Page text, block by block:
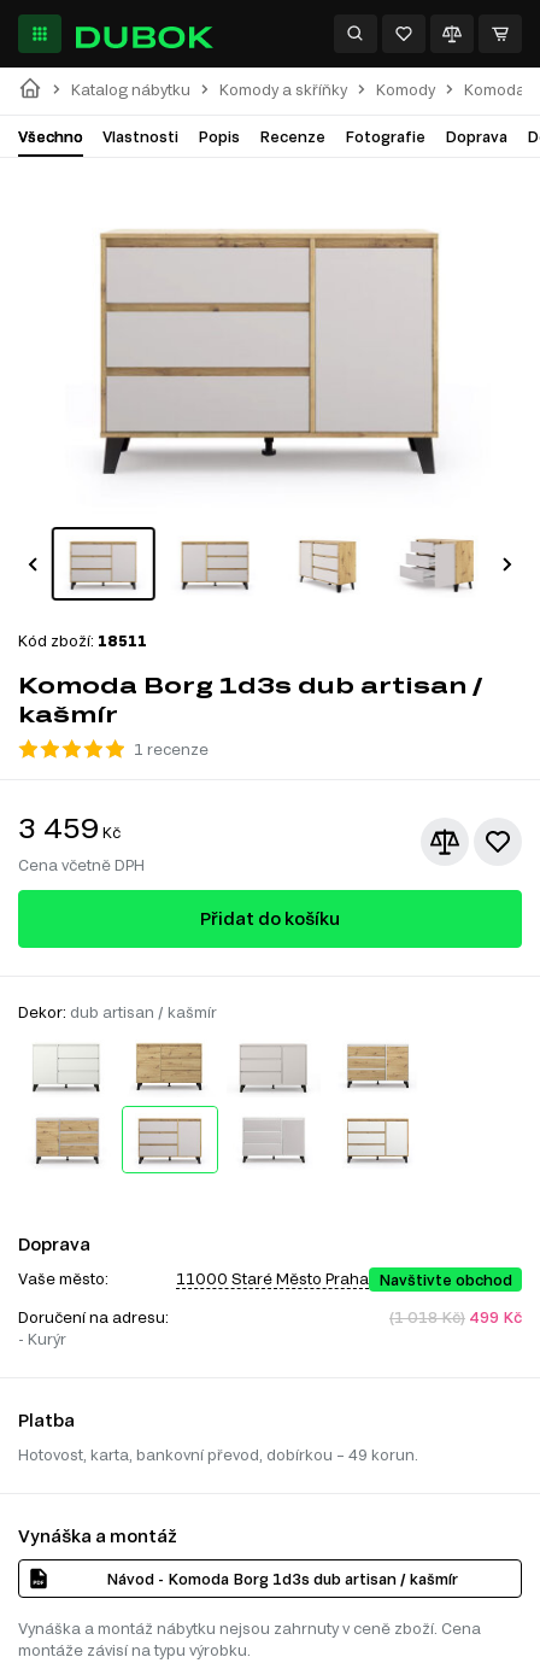
Katalog nábytku Komody a skříňky Komody Komoda
Všechno Vlastnosti Popis Recenze Fotografie Doprava
Kód zboží: 18511
Komoda Borg 1d3s dub artisan /
kašmír
1 recenze
3 459 Kč
Cena včetně DPH
Přidat do košíku
Dekor: dub artisan / kašmír
Doprava
Vaše město: 11000 Staré Město Praha Navštivte obchod
Doručení na adresu:
- Kurýr
(1 018 Kč) 499 Kč
Platba
Hotovost, karta, bankovní převod, dobírkou – 49 korun.
Vynáška a montáž
Návod - Komoda Borg 1d3s dub artisan / kašmír
Vynáška a montáž nábytku nejsou zahrnuty v ceně zboží. Cena
montáže závisí na typu výrobku.